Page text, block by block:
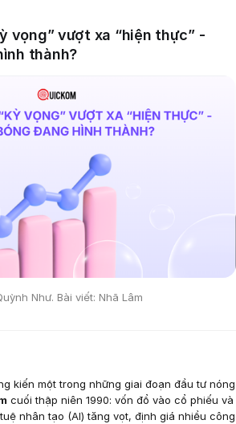
vọng” vượt xa “hiện thực” -
thành?
Như. Bài viết: Nhã Lâm
kiến một trong những giai đoạn đầu tư nóng
cuối thập niên 1990: vốn đổ vào cổ phiếu và
nhân tạo (AI) tăng vọt, định giá nhiều công